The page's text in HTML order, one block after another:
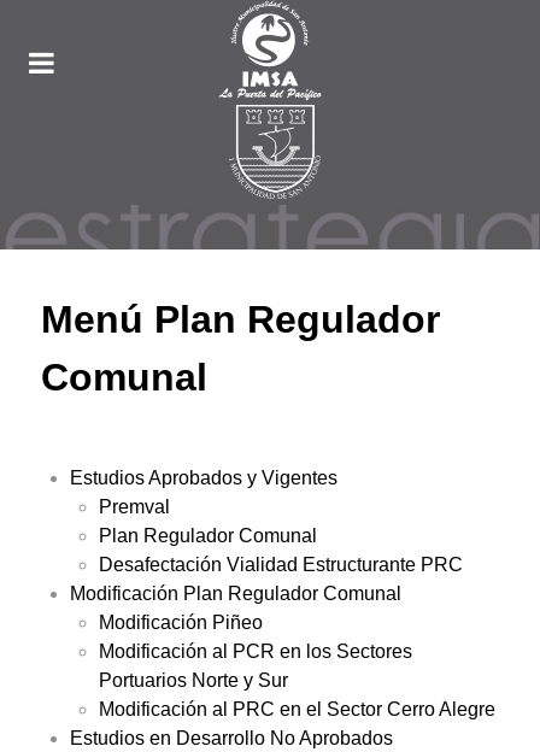
Menú Plan Regulador
Comunal
Estudios Aprobados y Vigentes
Premval
Plan Regulador Comunal
Desafectación Vialidad Estructurante PRC
Modificación Plan Regulador Comunal
Modificación Piñeo
Modificación al PCR en los Sectores
Portuarios Norte y Sur
Modificación al PRC en el Sector Cerro Alegre
Estudios en Desarrollo No Aprobados